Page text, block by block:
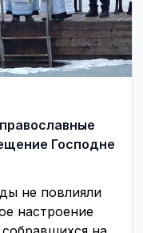
Господне
не повлияли
настроение